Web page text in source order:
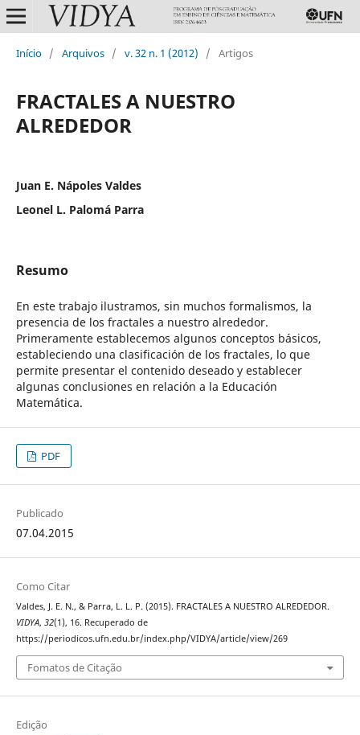
Início / Arquivos / v. 32 n. 1 (2012) / Artigos
FRACTALES A NUESTRO
ALREDEDOR
Juan E. Nápoles Valdes
Leonel L. Palomá Parra
Resumo
En este trabajo ilustramos, sin muchos formalismos, la
presencia de los fractales a nuestro alrededor.
Primeramente establecemos algunos conceptos básicos,
estableciendo una clasificación de los fractales, lo que
permite presentar el contenido deseado y establecer
algunas conclusiones en relación a la Educación
Matemática.
PDF
Publicado
07.04.2015
Como Citar
Valdes, J. E. N., & Parra, L. L. P. (2015). FRACTALES A NUESTRO ALREDEDOR.
VIDYA, 32(1), 16. Recuperado de
https://periodicos.ufn.edu.br/index.php/VIDYA/article/view/269
Fomatos de Citação
Edição